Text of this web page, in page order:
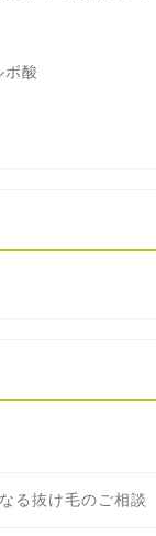
ボ酸
る抜け毛のご相談